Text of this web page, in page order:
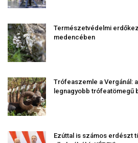
Természetvédelmi
medencében
Trófeaszemle a Vergánál:
legnagyobb trófeatömegű
Ezúttal is számos erdészt